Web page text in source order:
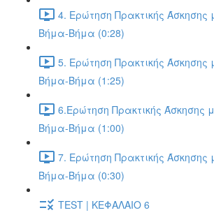
4. Ερώτηση Πρακτικής Άσκησης
Βήμα-Βήμα (0:28)
5. Ερώτηση Πρακτικής Άσκησης
Βήμα-Βήμα (1:25)
6.Ερώτηση Πρακτικής Άσκησης
Βήμα-Βήμα (1:00)
7. Ερώτηση Πρακτικής Άσκησης
Βήμα-Βήμα (0:30)
TEST | ΚΕΦΑΛΑΙΟ 6